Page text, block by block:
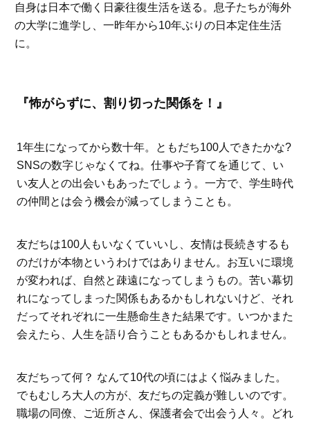
自身は日本で働く日豪往復生活を送る。息子たちが海外
の大学に進学し、一昨年から10年ぶりの日本定住生活
に。
『怖がらずに、割り切った関係を！』
1年生になってから数十年。ともだち100人できたかな?
SNSの数字じゃなくてね。仕事や子育てを通じて、い
い友人との出会いもあったでしょう。一方で、学生時代
の仲間とは会う機会が減ってしまうことも。
友だちは100人もいなくていいし、友情は長続きするも
のだけが本物というわけではありません。お互いに環境
が変われば、自然と疎遠になってしまうもの。苦い幕切
れになってしまった関係もあるかもしれないけど、それ
だってそれぞれに一生懸命生きた結果です。いつかまた
会えたら、人生を語り合うこともあるかもしれません。
友だちって何？ なんて10代の頃にはよく悩みました。
でもむしろ大人の方が、友だちの定義が難しいのです。
職場の同僚、ご近所さん、保護者会で出会う人々。どれ